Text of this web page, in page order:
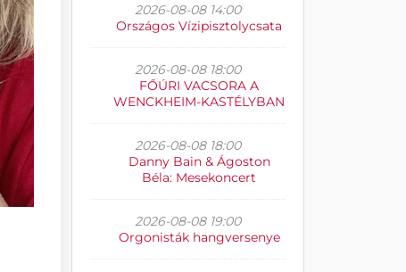
2026-08-08 14:00
Országos Vízipisztolycsata
2026-08-08 18:00
FŐÚRI VACSORA A
WENCKHEIM-KASTÉLYBAN
2026-08-08 18:00
Danny Bain & Ágoston
Béla: Mesekoncert
2026-08-08 19:00
Orgonisták hangversenye